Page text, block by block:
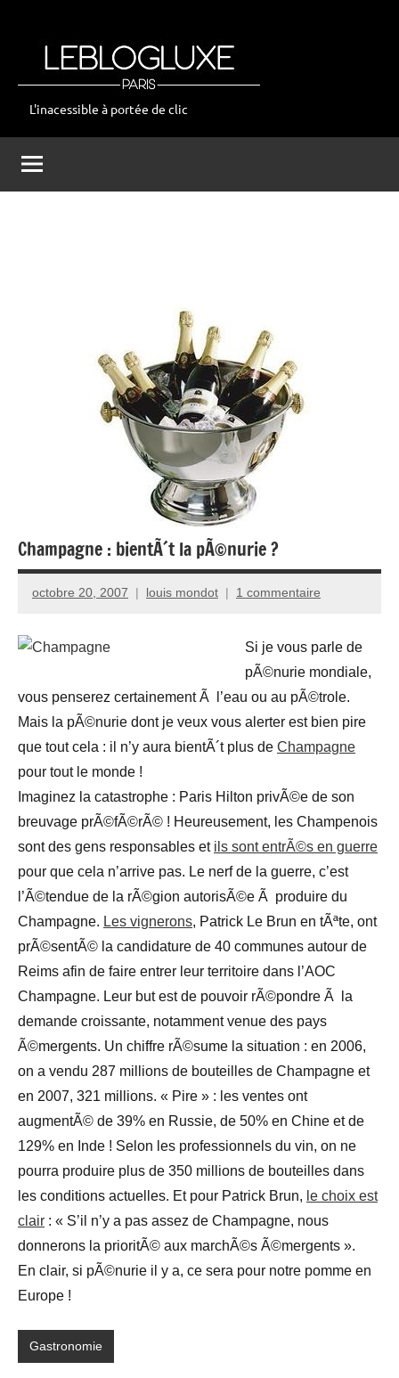
leblogluxe
L'inacessible à portée de clic
Champagne : bientÃ´t la pÃ©nurie ?
octobre 20, 2007 louis mondot 1 commentaire
Si je vous parle de
pÃ©nurie mondiale,
vous penserez certainement Ã l’eau ou au pÃ©trole.
Mais la pÃ©nurie dont je veux vous alerter est bien pire
que tout cela : il n’y aura bientÃ´t plus de Champagne
pour tout le monde !
Imaginez la catastrophe : Paris Hilton privÃ©e de son
breuvage prÃ©fÃ©rÃ© ! Heureusement, les Champenois
sont des gens responsables et ils sont entrÃ©s en guerre
pour que cela n’arrive pas. Le nerf de la guerre, c’est
l’Ã©tendue de la rÃ©gion autorisÃ©e Ã produire du
Champagne. Les vignerons, Patrick Le Brun en tÃªte, ont
prÃ©sentÃ© la candidature de 40 communes autour de
Reims afin de faire entrer leur territoire dans l’AOC
Champagne. Leur but est de pouvoir rÃ©pondre Ã la
demande croissante, notamment venue des pays
Ã©mergents. Un chiffre rÃ©sume la situation : en 2006,
on a vendu 287 millions de bouteilles de Champagne et
en 2007, 321 millions. « Pire » : les ventes ont
augmentÃ© de 39% en Russie, de 50% en Chine et de
129% en Inde ! Selon les professionnels du vin, on ne
pourra produire plus de 350 millions de bouteilles dans
les conditions actuelles. Et pour Patrick Brun, le choix est
clair : « S’il n’y a pas assez de Champagne, nous
donnerons la prioritÃ© aux marchÃ©s Ã©mergents ».
En clair, si pÃ©nurie il y a, ce sera pour notre pomme en
Europe !
Gastronomie